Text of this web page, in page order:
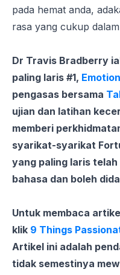
pada hemat anda,
rasa yang cukup
Dr Travis Bradberry
paling laris #1,
pengasas bersama
ujian dan latihan
memberi
syarikat-syarikat
yang paling laris
bahasa dan boleh
Untuk membaca
klik 9 Things
Artikel ini adalah
tidak semestinya